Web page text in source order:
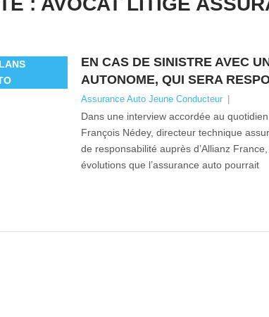
EN CAS DE SINISTRE AVEC
AUTONOME, QUI SERA
Assurance Auto Jeune Conducteur
Dans une interview accordée au quotidien
François Nédey, directeur technique
de responsabilité auprès d’Allianz
évolutions que l’assurance auto pourrait